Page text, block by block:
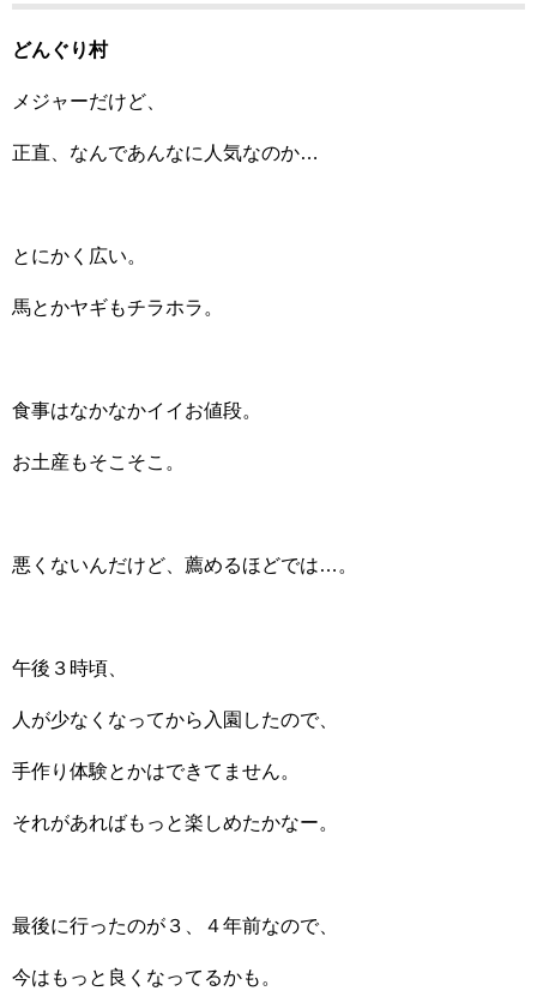
どんぐり村
メジャーだけど、
正直、なんであんなに人気なのか…
とにかく広い。
馬とかヤギもチラホラ。
食事はなかなかイイお値段。
お土産もそこそこ。
悪くないんだけど、薦めるほどでは…。
午後３時頃、
人が少なくなってから入園したので、
手作り体験とかはできてません。
それがあればもっと楽しめたかなー。
最後に行ったのが３、４年前なので、
今はもっと良くなってるかも。